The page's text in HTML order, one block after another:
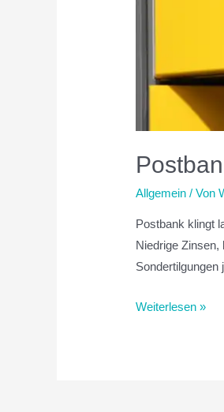
Allgemein / Von
Postbank klingt
Niedrige
Weiterlesen »